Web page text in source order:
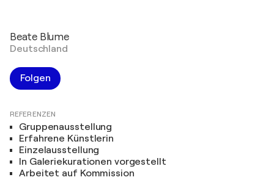
Beate Blume
Deutschland
Folgen
REFERENZEN
Gruppenausstellung
Erfahrene Künstlerin
Einzelausstellung
In Galeriekurationen vorgestellt
Arbeitet auf Kommission